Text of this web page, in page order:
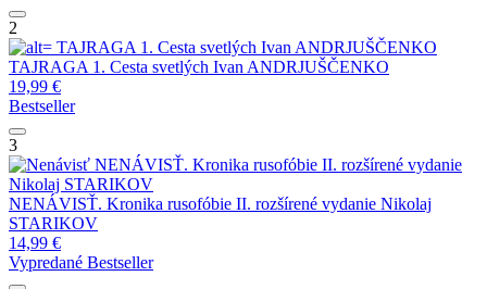
2
TAJRAGA 1. Cesta svetlých Ivan ANDRJUŠČENKO
TAJRAGA 1. Cesta svetlých Ivan ANDRJUŠČENKO
19,99 €
Bestseller
3
NENÁVISŤ. Kronika rusofóbie II. rozšírené vydanie
Nikolaj STARIKOV
NENÁVISŤ. Kronika rusofóbie II. rozšírené vydanie Nikolaj
STARIKOV
14,99 €
Vypredané Bestseller